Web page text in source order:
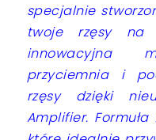
specjalnie
twoje rzęsy na
innowacyjna
przyciemnia i
rzęsy dzięki
Amplifier.